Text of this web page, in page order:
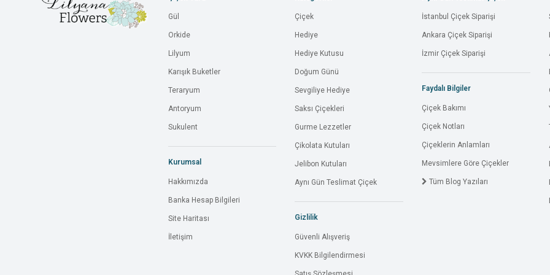
Gül
Orkide
Lilyum
Karışık Buketler
Teraryum
Antoryum
Sukulent
Kurumsal
Hakkımızda
Banka Hesap Bilgileri
Site Haritası
İletişim
Çiçek
Hediye
Hediye Kutusu
Doğum Günü
Sevgiliye Hediye
Saksı Çiçekleri
Gurme Lezzetler
Çikolata Kutuları
Jelibon Kutuları
Aynı Gün Teslimat Çiçek
Gizlilik
Güvenli Alışveriş
KVKK Bilgilendirmesi
İstanbul Çiçek Siparişi
Ankara Çiçek Siparişi
İzmir Çiçek Siparişi
Faydalı Bilgiler
Çiçek Bakımı
Çiçek Notları
Çiçeklerin Anlamları
Mevsimlere Göre Çiçekler
Tüm Blog Yazıları